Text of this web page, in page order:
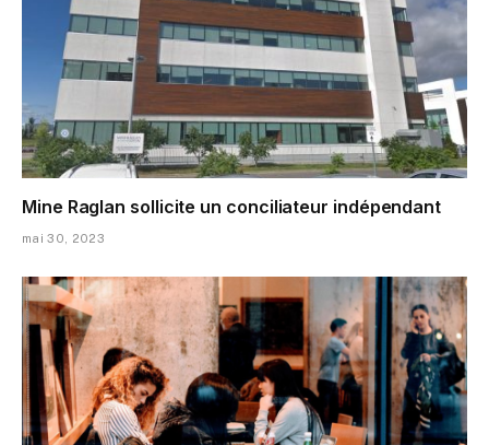
Mine Raglan sollicite un conciliateur indépendant
mai 30, 2023